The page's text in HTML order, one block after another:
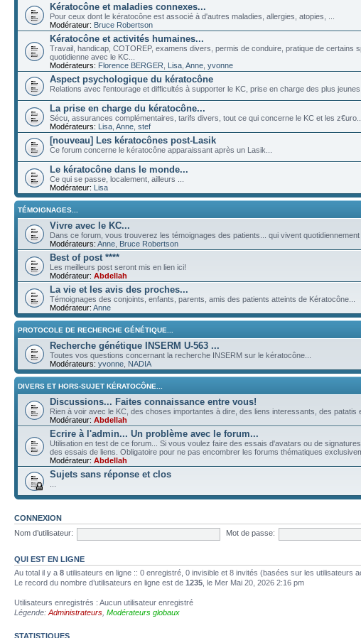
Kératocône et maladies connexes...
Pour ceux dont le kératocône est associé à d'autres maladies, allergies, atopies, ...
Modérateur: Bruce Robertson
Kératocône et activités humaines...
Travail, handicap, COTOREP, examens divers, permis de conduire, pratique de certains
quotidienne avec le KC...
Modérateurs: Florence BERGER Lisa Anne yvonne
Aspect psychologique du kératocône
Relations avec l'entourage et difficultés à supporter le KC, prise en charge des plus
La prise en charge du kératocône...
Sécu, assurances complémentaires, tarifs divers, tout ce qui concerne le KC et les z€uro...
Modérateurs: Lisa Anne stef
[nouveau] Les kératocônes post-Lasik
Ce forum concerne le kératocône apparaissant après un Lasik...
Le kératocône dans le monde...
Ce qui se passe, localement, ailleurs ...
Modérateur: Lisa
TÉMOIGNAGES...
Vivre avec le KC...
Dans ce forum, vous trouverez les témoignages des patients... qui vivent
Modérateurs: Anne Bruce Robertson
Best of post ****
Les meilleurs post seront mis en lien ici!
Modérateur: Abdellah
La vie et les avis des proches...
Témoignages des conjoints, enfants, parents, amis des patients atteints de Kératocône...
Modérateur: Anne
PROTOCOLE DE RECHERCHE GÉNÉTIQUE...
Recherche génétique INSERM U-563 ...
Toutes vos questions concernant la recherche INSERM sur le kératocône...
Modérateurs: yvonne NADIA
DIVERS ET HORS-SUJET KÉRATOCÔNE...
Discussions... Faites connaissance entre vous!
Rien à voir avec le KC, des choses importantes à dire, des liens interessants, des patatis
Modérateur: Abdellah
Ecrire à l'admin... Un problème avec le forum...
Utilisation en test de ce forum... Si vous voulez faire des essais d'avatars ou de
des essais de liens. Obligatoire pour ne pas encombrer les forums thématiques
Modérateur: Abdellah
Sujets sans réponse et clos
CONNEXION
Nom d’utilisateur:
Mot de passe:
QUI EST EN LIGNE
Au total il y a 8 utilisateurs en ligne :: 0 enregistré, 0 invisible et 8 invités (basées sur les utilisateurs
Le record du nombre d’utilisateurs en ligne est de 1235 , le Mer Mai 20, 2026 2:16 pm
Utilisateurs enregistrés : Aucun utilisateur enregistré
Légende: Administrateurs Modérateurs globaux
STATISTIQUES